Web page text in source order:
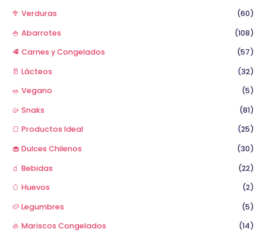
🥦 Verduras
(60)
🍚 Abarrotes
(108)
🥩 Carnes y Congelados
(57)
🥛 Lácteos
(32)
🥗 Vegano
(5)
🥠 Snaks
(81)
🍞 Productos Ideal
(25)
🧁 Dulces Chilenos
(30)
🧃 Bebidas
(22)
🥚 Huevos
(2)
🥔 Legumbres
(5)
🦪 Mariscos Congelados
(14)